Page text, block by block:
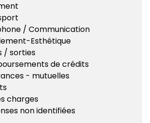
/ Communication
Esthétique
/ sorties
de crédits
- mutuelles
charges
non identifiées